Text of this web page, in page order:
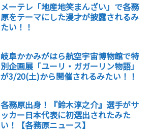
メーテレ「地産地笑まんざい」で各務
原をテーマにした漫才が披露されるみ
たい！！
岐阜かかみがはら航空宇宙博物館で特
別企画展「ユーリ・ガガーリン物語」
が3/20(土)から開催されるみたい！！
各務原出身！『鈴木淳之介』選手がサ
ッカー日本代表に初選出されたみた
い！【各務原ニュース】